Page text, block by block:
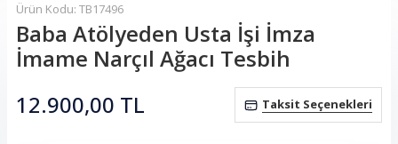
Ürün Kodu: TB17496
Baba Atölyeden Usta İşi İmza
İmame Narçıl Ağacı Tesbih
12.900,00 TL Taksit Seçenekleri